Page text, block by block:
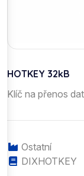
HOTKEY 32kB
Klíč na přenos
Ostatní
DIXHOTKEY